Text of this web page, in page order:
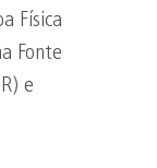
Física
Fonte
e